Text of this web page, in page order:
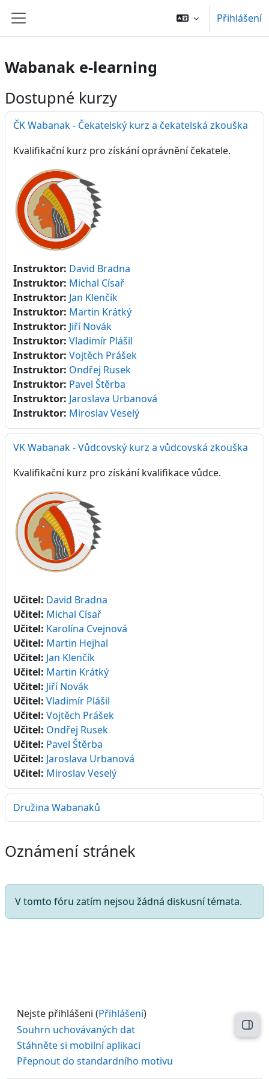
Boční panel
Přihlášení
Wabanak e-learning
Dostupné kurzy
ČK Wabanak - Čekatelský kurz a čekatelská zkouška
Kvalifikační kurz pro získání oprávnění čekatele.
Instruktor: David Bradna
Instruktor: Michal Císař
Instruktor: Jan Klenčík
Instruktor: Martin Krátký
Instruktor: Jiří Novák
Instruktor: Vladimír Plášil
Instruktor: Vojtěch Prášek
Instruktor: Ondřej Rusek
Instruktor: Pavel Štěrba
Instruktor: Jaroslava Urbanová
Instruktor: Miroslav Veselý
VK Wabanak - Vůdcovský kurz a vůdcovská zkouška
Kvalifikační kurz pro získání kvalifikace vůdce.
Učitel: David Bradna
Učitel: Michal Císař
Učitel: Karolína Cvejnová
Učitel: Martin Hejhal
Učitel: Jan Klenčík
Učitel: Martin Krátký
Učitel: Jiří Novák
Učitel: Vladimír Plášil
Učitel: Vojtěch Prášek
Učitel: Ondřej Rusek
Učitel: Pavel Štěrba
Učitel: Jaroslava Urbanová
Učitel: Miroslav Veselý
Družina Wabanaků
Oznámení stránek
V tomto fóru zatím nejsou žádná diskusní témata.
Nejste přihlášeni (Přihlášení)
Souhrn uchovávaných dat
Stáhněte si mobilní aplikaci
Přepnout do standardního motivu